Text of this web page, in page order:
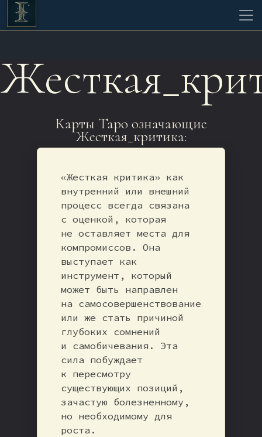
Карты Таро означающие
Жесткая_критика:
«Жесткая критика» как
внутренний или внешний
процесс всегда связана
с оценкой, которая
не оставляет места для
компромиссов. Она
выступает как
инструмент, который
может быть направлен
на самосовершенствование
или же стать причиной
глубоких сомнений
и самобичевания. Эта
сила побуждает
к пересмотру
существующих позиций,
зачастую болезненному,
но необходимому для
роста.